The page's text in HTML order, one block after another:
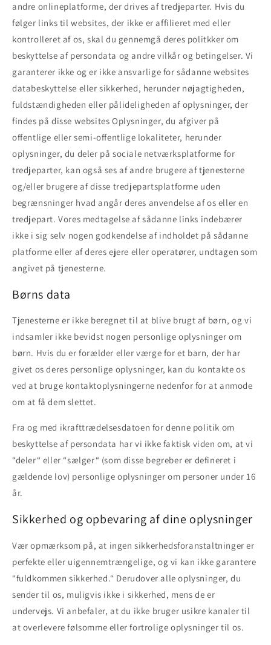
andre onlineplatforme, der drives af tredjeparter. Hvis du
følger links til websites, der ikke er affilieret med eller
kontrolleret af os, skal du gennemgå deres politkker om
beskyttelse af persondata og andre vilkår og betingelser. Vi
garanterer ikke og er ikke ansvarlige for sådanne websites
databeskyttelse eller sikkerhed, herunder nøjagtigheden,
fuldstændigheden eller pålideligheden af oplysninger, der
findes på disse websites Oplysninger, du afgiver på
offentlige eller semi-offentlige lokaliteter, herunder
oplysninger, du deler på sociale netværksplatforme for
tredjeparter, kan også ses af andre brugere af tjenesterne
og/eller brugere af disse tredjepartsplatforme uden
begrænsninger hvad angår deres anvendelse af os eller en
tredjepart. Vores medtagelse af sådanne links indebærer
ikke i sig selv nogen godkendelse af indholdet på sådanne
platforme eller af deres ejere eller operatører, undtagen som
angivet på tjenesterne.
Børns data
Tjenesterne er ikke beregnet til at blive brugt af børn, og vi
indsamler ikke bevidst nogen personlige oplysninger om
børn. Hvis du er forælder eller værge for et barn, der har
givet os deres personlige oplysninger, kan du kontakte os
ved at bruge kontaktoplysningerne nedenfor for at anmode
om at få dem slettet.
Fra og med ikrafttrædelsesdatoen for denne politik om
beskyttelse af persondata har vi ikke faktisk viden om, at vi
“deler“ eller “sælger“ (som disse begreber er defineret i
gældende lov) personlige oplysninger om personer under 16
år.
Sikkerhed og opbevaring af dine oplysninger
Vær opmærksom på, at ingen sikkerhedsforanstaltninger er
perfekte eller uigennemtrængelige, og vi kan ikke garantere
“fuldkommen sikkerhed.“ Derudover alle oplysninger, du
sender til os, muligvis ikke i sikkerhed, mens de er
undervejs. Vi anbefaler, at du ikke bruger usikre kanaler til
at overlevere følsomme eller fortrolige oplysninger til os.